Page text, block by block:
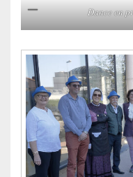
Dance en